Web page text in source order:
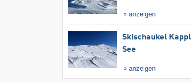
anzeigen
Skischaukel
See
anzeigen